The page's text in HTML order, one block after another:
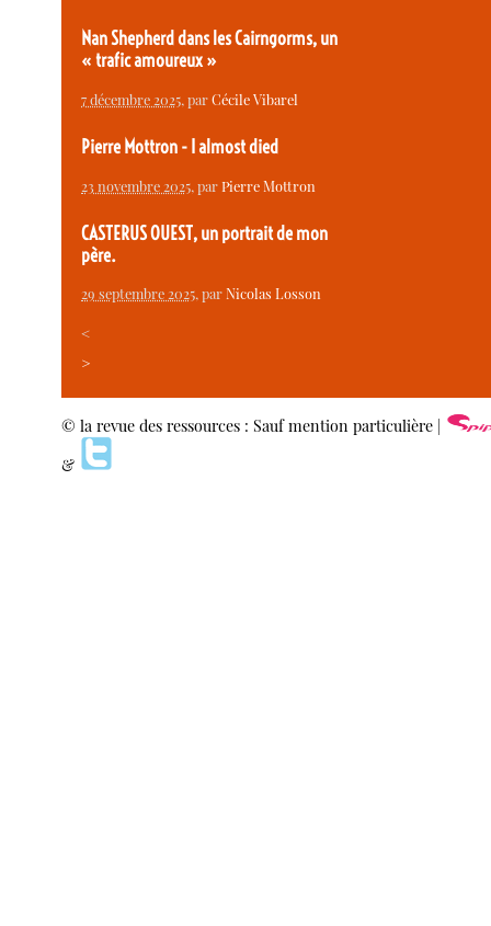
Nan Shepherd dans les Cairngorms, un
« trafic amoureux »
7 décembre 2025, parCécile Vibarel
Pierre Mottron - I almost died
23 novembre 2025, parPierre Mottron
CASTERUS OUEST, un portrait de mon
père.
29 septembre 2025, parNicolas Losson
<
>
© la revue des ressources : Sauf mention particulière |
&